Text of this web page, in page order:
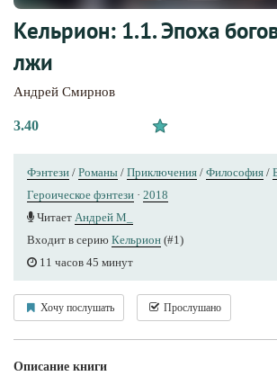
Кельрион: 1.1. Эпоха
лжи
Андрей Смирнов
3.40
Фэнтези / Романы / Приключения / Философия /
Героическое фэнтези · 2018
Читает Андрей М_
Входит в серию Кельрион (#1)
11 часов 45 минут
Хочу послушать Прослушано
Описание книги